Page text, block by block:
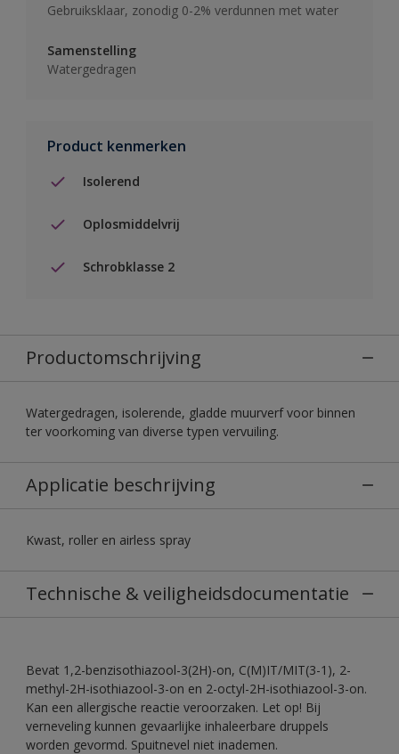
Gebruiksklaar, zonodig 0-2% verdunnen met water
Samenstelling
Watergedragen
Product kenmerken
Isolerend
Oplosmiddelvrij
Schrobklasse 2
Productomschrijving
Watergedragen, isolerende, gladde muurverf voor binnen
ter voorkoming van diverse typen vervuiling.
Applicatie beschrijving
Kwast, roller en airless spray
Technische & veiligheidsdocumentatie
Bevat 1,2-benzisothiazool-3(2H)-on, C(M)IT/MIT(3-1), 2-
methyl-2H-isothiazool-3-on en 2-octyl-2H-isothiazool-3-on.
Kan een allergische reactie veroorzaken. Let op! Bij
verneveling kunnen gevaarlijke inhaleerbare druppels
worden gevormd. Spuitnevel niet inademen.